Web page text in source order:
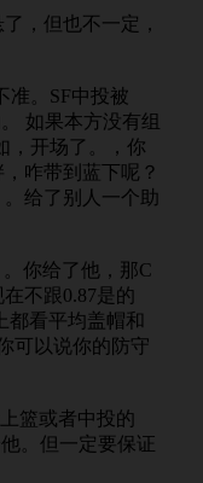
，但也不一定，
准。SF中投被
如果本方没有组
，开场了。，你
咋带到蓝下呢？
给了别人一个助
你给了他，那C
不跟0.87是的
都看平均盖帽和
可以说你的防守
篮或者中投的
。但一定要保证